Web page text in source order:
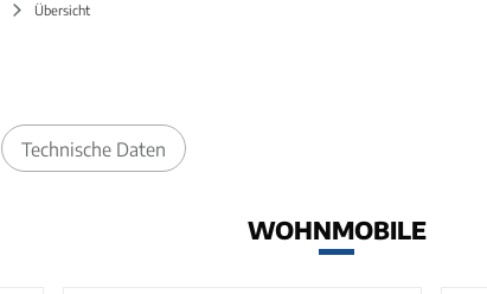
Übersicht
Technische Daten
WOHNMOBILE